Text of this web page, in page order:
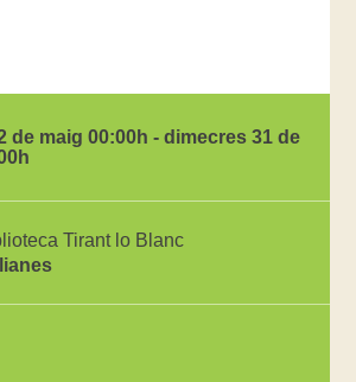
de maig 00:00h - dimecres 31 de
Tirant lo Blanc